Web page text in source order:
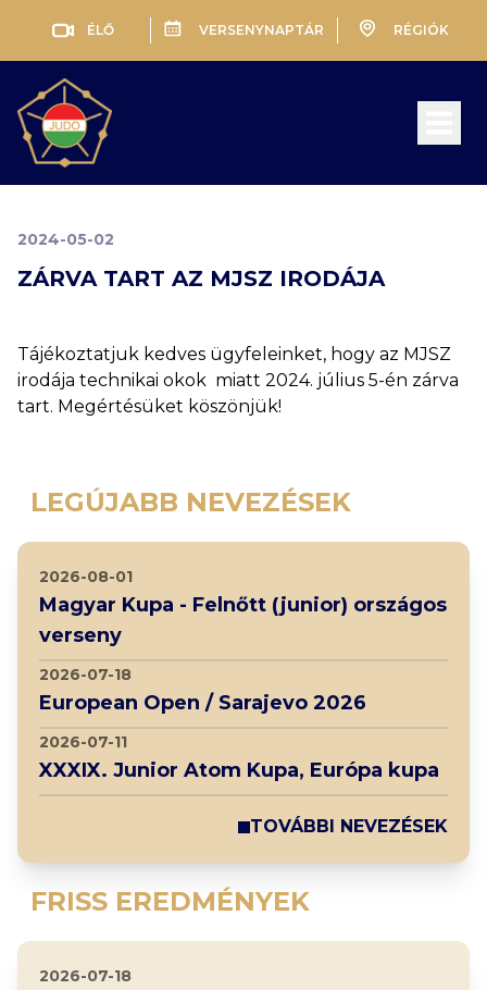
ÉLŐ VERSENYNAPTÁR RÉGIÓK
2024-05-02
ZÁRVA TART AZ MJSZ IRODÁJA
Tájékoztatjuk kedves ügyfeleinket, hogy az MJSZ
irodája technikai okok miatt 2024. július 5-én zárva
tart. Megértésüket köszönjük!
LEGÚJABB NEVEZÉSEK
FRISS EREDMÉNYEK
2026-08-01
Magyar Kupa - Felnőtt (junior) országos
verseny
2026-07-18
European Open / Sarajevo 2026
2026-07-11
XXXIX. Junior Atom Kupa, Európa kupa
TOVÁBBI NEVEZÉSEK
2026-07-18